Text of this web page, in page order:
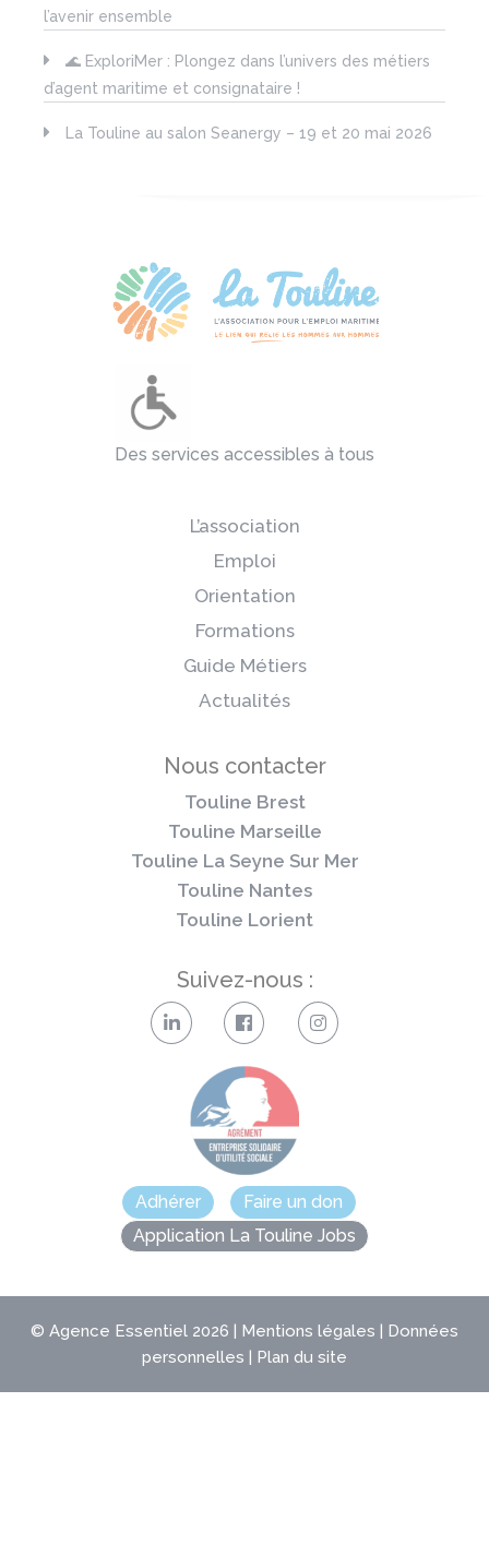
l’avenir ensemble
🌊 ExploriMer : Plongez dans l’univers des métiers
d’agent maritime et consignataire !
La Touline au salon Seanergy – 19 et 20 mai 2026
Des services accessibles à tous
L’association
Emploi
Orientation
Formations
Guide Métiers
Actualités
Nous contacter
Touline Brest
Touline Marseille
Touline La Seyne Sur Mer
Touline Nantes
Touline Lorient
Suivez-nous :
Adhérer
Faire un don
Application La Touline Jobs
© Agence Essentiel 2026 | Mentions légales | Données
personnelles | Plan du site